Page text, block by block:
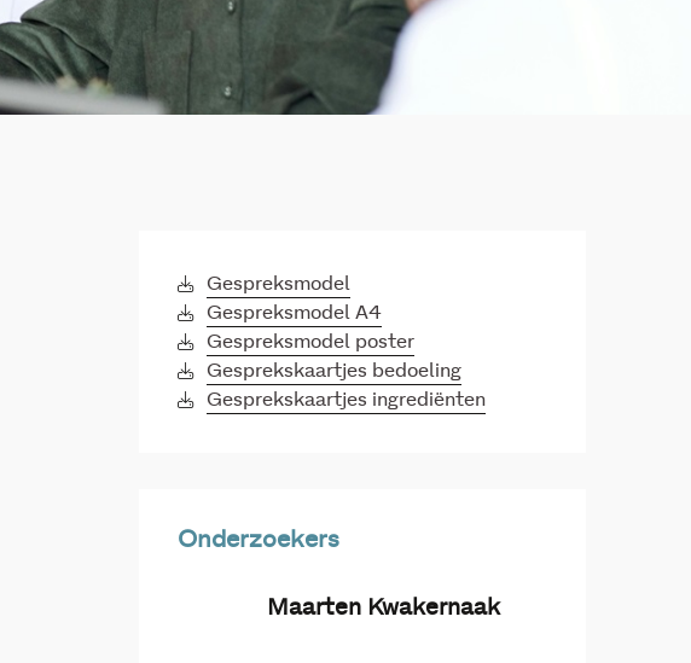
Gespreksmodel
Gespreksmodel A4
Gespreksmodel poster
Gesprekskaartjes bedoeling
Gesprekskaartjes ingrediënten
Onderzoekers
Maarten Kwakernaak